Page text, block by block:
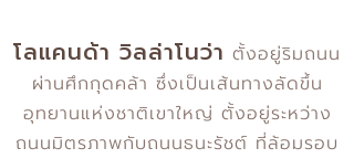
โลแคนด้า วิลล่าโนว่า ตั้งอยู่ริมถนน
ผ่านศึกกุดคล้า ซึ่งเป็นเส้นทางลัดขึ้น
อุทยานแห่งชาติเขาใหญ่ ตั้งอยู่ระหว่าง
ถนนมิตรภาพกับถนนธนะรัชต์ ที่ล้อมรอบ